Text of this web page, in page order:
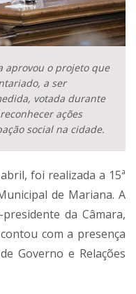
aprovou o projeto que
a ser
votada durante
ações
social na cidade.
foi realizada a 15ª
de Mariana. A
da Câmara,
com a presença
Governo e Relações